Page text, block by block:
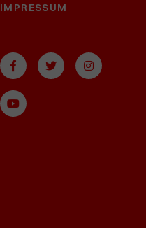
IMPRESSUM